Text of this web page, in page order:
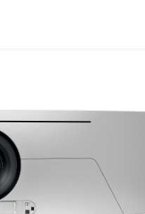
• מסדרת Odyssey OLED G9 גב מסך כסוף עיצוב חדשני,טווח צבעים DCI-99% ורגלית מתכוננת
זמן תגובה של 0.3ms וקצב רענון של 240 הרץ, G-Sync compatible & FreeSyncPremium Pro